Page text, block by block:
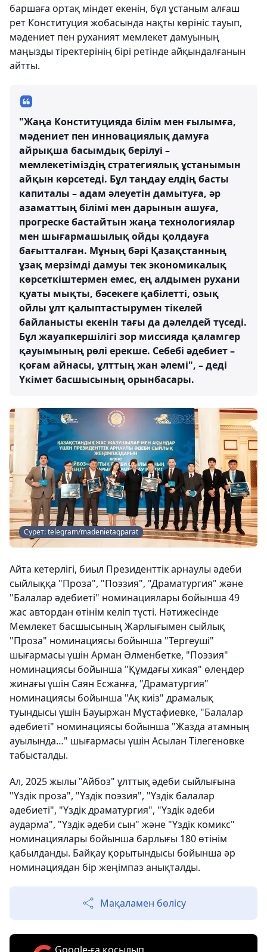
баршаға ортақ міндет екенін, бұл ұстаным алғаш
рет Конституция жобасында нақты көрініс тауып,
мәдениет пен руханият мемлекет дамуының
маңызды тіректерінің бірі ретінде айқындалғанын
айтты.
"Жаңа Конституцияда білім мен ғылымға,
мәдениет пен инновациялық дамуға
айрықша басымдық берілуі –
мемлекетіміздің стратегиялық ұстанымын
айқын көрсетеді. Бұл таңдау елдің басты
капиталы – адам әлеуетін дамытуға, әр
азаматтың білімі мен дарынын ашуға,
прогреске бастайтын жаңа технологиялар
мен шығармашылық ойды қолдауға
бағытталған. Мұның бәрі Қазақстанның
ұзақ мерзімді дамуы тек экономикалық
көрсеткіштермен емес, ең алдымен рухани
қуаты мықты, бәсекеге қабілетті, озық
ойлы ұлт қалыптастырумен тікелей
байланысты екенін тағы да дәлелдей түседі.
Бұл жауапкершілігі зор миссияда қаламгер
қауымының рөлі ерекше. Себебі әдебиет –
қоғам айнасы, ұлттың жан әлемі", – деді
Үкімет басшысының орынбасары.
Сурет: telegram/madenietaqparat
Айта кетерлігі, биыл Президенттік арнаулы әдеби
сыйлыққа "Проза", "Поэзия", "Драматургия" және
"Балалар әдебиеті" номинациялары бойынша 49
жас автордан өтінім келіп түсті. Нәтижесінде
Мемлекет басшысының Жарлығымен сыйлық
"Проза" номинациясы бойынша "Тергеуші"
шығармасы үшін Арман Әлменбетке, "Поэзия"
номинациясы бойынша "Құмдағы хикая" өлеңдер
жинағы үшін Саян Есжанға, "Драматургия"
номинациясы бойынша "Ақ киіз" драмалық
туындысы үшін Бауыржан Мұстафиевке, "Балалар
әдебиеті" номинациясы бойынша "Жазда атамның
ауылында…" шығармасы үшін Асылан Тілегеновке
табысталды.
Ал, 2025 жылы "Айбоз" ұлттық әдеби сыйлығына
"Үздік проза", "Үздік поэзия", "Үздік балалар
әдебиеті", "Үздік драматургия", "Үздік әдеби
аударма", "Үздік әдеби сын" және "Үздік комикс"
номинациялары бойынша барлығы 180 өтінім
қабылданды. Байқау қорытындысы бойынша әр
номинациядан бір жеңімпаз анықталды.
Мақаламен бөлісу